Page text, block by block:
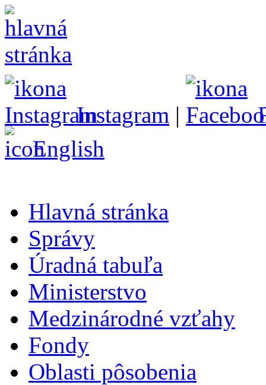
Instagram |
English
Hlavná stránka
Správy
Úradná tabuľa
Ministerstvo
Medzinárodné vzťahy
Fondy
Oblasti pôsobenia